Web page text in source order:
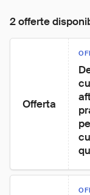
2 offerte
Offerta